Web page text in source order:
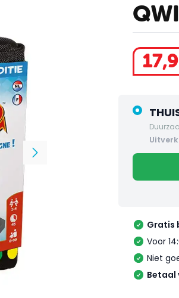
17,
Gratis
Voor
Niet
Betaal